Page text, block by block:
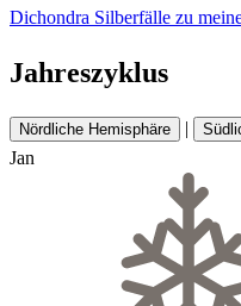
Dichondra Silberfälle zu
Jahreszyklus
Nördliche Hemisphäre |
Jan